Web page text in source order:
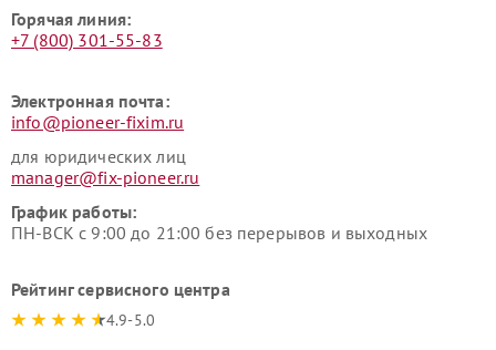
Горячая линия:
+7 (800) 301-55-83
Электронная почта:
info@pioneer-fixim.ru
для юридических лиц
manager@fix-pioneer.ru
График работы:
ПН-ВСК с 9:00 до 21:00 без перерывов и выходных
Рейтинг сервисного центра
4.9-5.0